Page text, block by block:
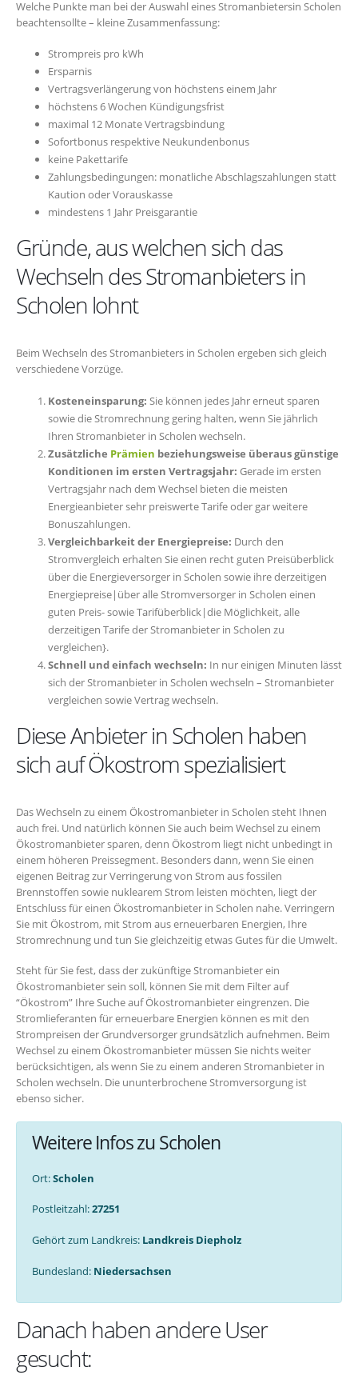
Welche Punkte man bei der Auswahl eines Stromanbietersin Scholen
beachtensollte – kleine Zusammenfassung:
Strompreis pro kWh
Ersparnis
Vertragsverlängerung von höchstens einem Jahr
höchstens 6 Wochen Kündigungsfrist
maximal 12 Monate Vertragsbindung
Sofortbonus respektive Neukundenbonus
keine Pakettarife
Zahlungsbedingungen: monatliche Abschlagszahlungen statt
Kaution oder Vorauskasse
mindestens 1 Jahr Preisgarantie
Gründe, aus welchen sich das
Wechseln des Stromanbieters in
Scholen lohnt
Beim Wechseln des Stromanbieters in Scholen ergeben sich gleich
verschiedene Vorzüge.
Kosteneinsparung: Sie können jedes Jahr erneut sparen
sowie die Stromrechnung gering halten, wenn Sie jährlich
Ihren Stromanbieter in Scholen wechseln.
Zusätzliche Prämien beziehungsweise überaus günstige
Konditionen im ersten Vertragsjahr: Gerade im ersten
Vertragsjahr nach dem Wechsel bieten die meisten
Energieanbieter sehr preiswerte Tarife oder gar weitere
Bonuszahlungen.
Vergleichbarkeit der Energiepreise: Durch den
Stromvergleich erhalten Sie einen recht guten Preisüberblick
über die Energieversorger in Scholen sowie ihre derzeitigen
Energiepreise|über alle Stromversorger in Scholen einen
guten Preis- sowie Tarifüberblick|die Möglichkeit, alle
derzeitigen Tarife der Stromanbieter in Scholen zu
vergleichen}.
Schnell und einfach wechseln: In nur einigen Minuten lässt
sich der Stromanbieter in Scholen wechseln – Stromanbieter
vergleichen sowie Vertrag wechseln.
Diese Anbieter in Scholen haben
sich auf Ökostrom spezialisiert
Das Wechseln zu einem Ökostromanbieter in Scholen steht Ihnen
auch frei. Und natürlich können Sie auch beim Wechsel zu einem
Ökostromanbieter sparen, denn Ökostrom liegt nicht unbedingt in
einem höheren Preissegment. Besonders dann, wenn Sie einen
eigenen Beitrag zur Verringerung von Strom aus fossilen
Brennstoffen sowie nuklearem Strom leisten möchten, liegt der
Entschluss für einen Ökostromanbieter in Scholen nahe. Verringern
Sie mit Ökostrom, mit Strom aus erneuerbaren Energien, Ihre
Stromrechnung und tun Sie gleichzeitig etwas Gutes für die Umwelt.
Steht für Sie fest, dass der zukünftige Stromanbieter ein
Ökostromanbieter sein soll, können Sie mit dem Filter auf
“Ökostrom” Ihre Suche auf Ökostromanbieter eingrenzen. Die
Stromlieferanten für erneuerbare Energien können es mit den
Strompreisen der Grundversorger grundsätzlich aufnehmen. Beim
Wechsel zu einem Ökostromanbieter müssen Sie nichts weiter
berücksichtigen, als wenn Sie zu einem anderen Stromanbieter in
Scholen wechseln. Die ununterbrochene Stromversorgung ist
ebenso sicher.
Weitere Infos zu Scholen
Ort:Scholen
Postleitzahl:27251
Gehört zum Landkreis: Landkreis Diepholz
Bundesland: Niedersachsen
Danach haben andere User
gesucht: